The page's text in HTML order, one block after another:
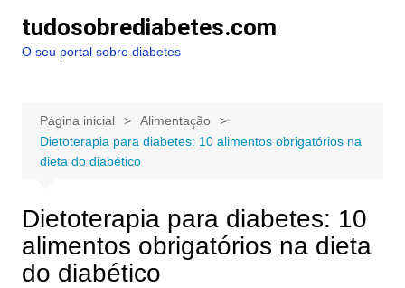
paratudosobrediabetes.com
O seu portal sobre diabetes
Página inicial
Alimentação
Dietoterapia para diabetes: 10 alimentos obrigatórios na
dieta do diabético
Dietoterapia para diabetes: 10
alimentos obrigatórios na dieta
do diabético